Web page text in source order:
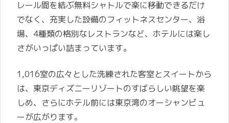
レール間を結ぶ無料シャトルで楽に移動できるだけ
でなく、充実した設備のフィットネスセンター、浴
場、4種類の格別なレストランなど、ホテルには楽し
さがいっぱい詰まっています。
1,016室の広々とした洗練された客室とスイートから
は、東京ディズニーリゾートのすばらしい眺望を楽
しめ、さらにホテル前には東京湾のオーシャンビュ
ーが広がります。